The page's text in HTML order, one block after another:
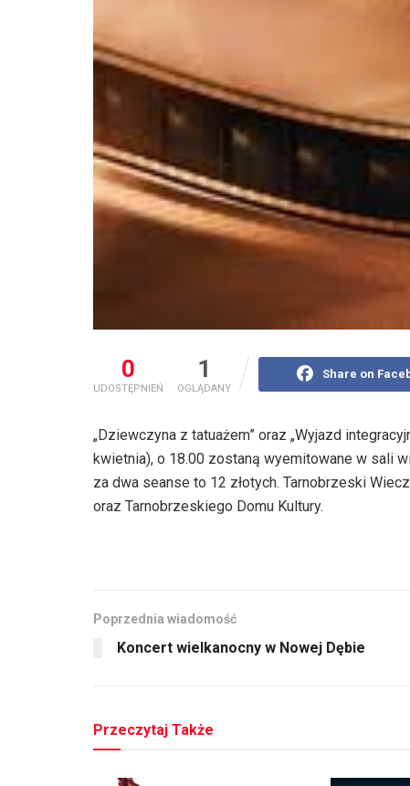
0
UDOSTĘPNIEŃ
1
OGLĄDANY
Share on
„Dziewczyna z tatuażem” oraz „Wyjazd
kwietnia), o 18.00 zostaną wyemitowane w sali
za dwa seanse to 12 złotych. Tarnobrzeski
oraz Tarnobrzeskiego Domu Kultury.
Poprzednia wiadomość
Koncert wielkanocny w Nowej Dębie
Przeczytaj Także